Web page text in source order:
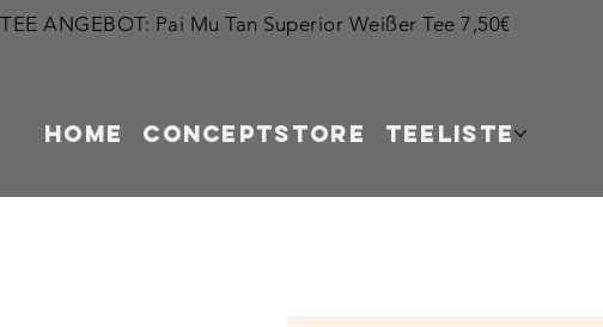
TEE ANGEBOT: Pai Mu Tan Superior Weißer Tee 7,50€
HOME CONCEPTSTORE TEELISTE